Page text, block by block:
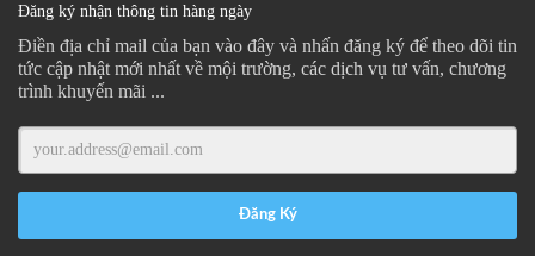
Đăng ký nhận thông tin hàng ngày
Điền địa chỉ mail của bạn vào đây và nhấn đăng ký để theo dõi tin
tức cập nhật mới nhất về mội trường, các dịch vụ tư vấn, chương
trình khuyến mãi ...